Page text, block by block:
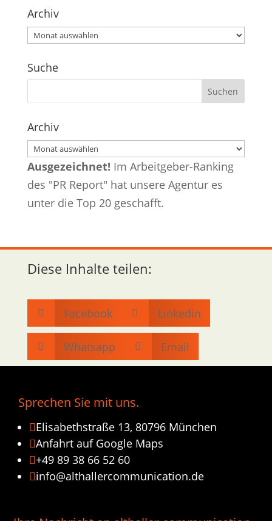
Archiv
Archiv
Suche
Archiv
Archiv
Ausgezeichnet! Im Arbeitgeber-Ranking
des "PR Report" hat unsere Agentur es
unter die Top 20 geschafft.
Diese Inhalte teilen:
 Facebook  Linkedin
 Whatsapp  Email
Sprechen Sie mit uns.
Elisabethstraße 13, 80796 München
Anfahrt auf Google Maps
+49 89 38 66 52 60
info@althallercommunication.de